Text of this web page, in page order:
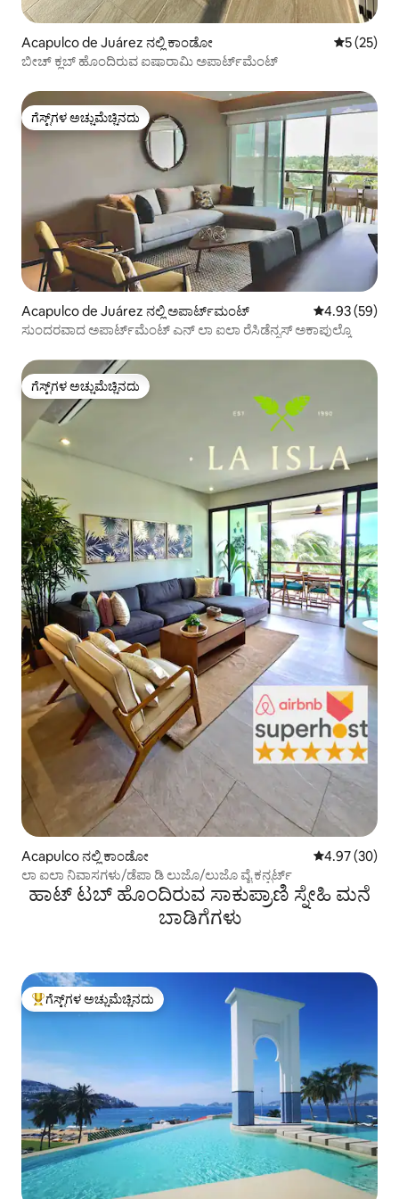
Acapulco de Juárez ನಲ್ಲಿ ಕಾಂಡೋ 5 ರಲ್ಲಿ 5
5 (25)
ಬೀಚ್ ಕ್ಲಬ್ ಹೊಂದಿರುವ ಐಷಾರಾಮಿ ಅಪಾರ್ಟ್‌ಮೆಂಟ್
ಗೆಸ್ಟ್‌ಗಳ ಅಚ್ಚುಮೆಚ್ಚಿನದು
ಗೆಸ್ಟ್‌ಗಳ ಅಚ್ಚುಮೆಚ್ಚಿನದು
Acapulco de Juárez ನಲ್ಲಿ ಅಪಾರ್ಟ್‌ಮಂಟ್ 5 ರಲ್ಲಿ 4.93
4.93 (59)
ಸುಂದರವಾದ ಅಪಾರ್ಟ್‌ಮೆಂಟ್ ಎನ್ ಲಾ ಐಲಾ ರೆಸಿಡೆನ್ಸಸ್ ಅಕಾಪುಲ್ಕೊ
ಗೆಸ್ಟ್‌ಗಳ ಅಚ್ಚುಮೆಚ್ಚಿನದು
ಗೆಸ್ಟ್‌ಗಳ ಅಚ್ಚುಮೆಚ್ಚಿನದು
Acapulco ನಲ್ಲಿ ಕಾಂಡೋ 5 ರಲ್ಲಿ 4.97
4.97 (30)
ಲಾ ಐಲಾ ನಿವಾಸಗಳು/ಡೆಪಾ ಡಿ ಲುಜೊ/ಲುಜೊ ವೈ ಕನ್ಫರ್ಟ್
ಹಾಟ್ ಟಬ್ ಹೊಂದಿರುವ ಸಾಕುಪ್ರಾಣಿ ಸ್ನೇಹಿ ಮನೆ
ಬಾಡಿಗೆಗಳು
ಗೆಸ್ಟ್‌ಗಳಿಗೆ ಅತಿ ಹೆಚ್ಚು ಅಚ್ಚುಮೆಚ್ಚಿನದು
ಗೆಸ್ಟ್‌ಗಳ ಅಚ್ಚುಮೆಚ್ಚಿನದು